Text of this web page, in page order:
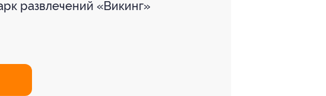
развлечений «Викинг»